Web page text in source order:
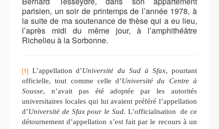
parisien, un soir de printemps de l’année 1978, à
la suite de ma soutenance de thèse qui a eu lieu,
l’après midi du même jour, à l’amphithéâtre
Richelieu à la Sorbonne.
[1] L’appellation d’Université du Sud à Sfax, pourtant
officielle, tout comme celle d’Université du Centre à
Sousse, n’avait pas été adoptée par les autorités
universitaires locales qui lui avaient préféré l’appellation
d’Université de Sfax pour le Sud. L’officialisation de ce
détournement d’appellation s’est fait par le recours à un